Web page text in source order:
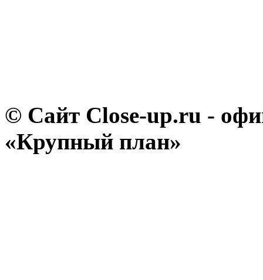
© Сайт Close-up.ru -
«Крупный план»